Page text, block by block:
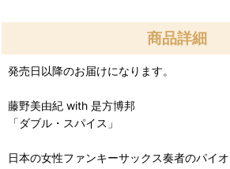
商品詳細
発売日以降のお届けになります。
藤野美由紀 with 是方博邦
「ダブル・スパイス」
日本の女性ファンキーサックス奏者のパイ